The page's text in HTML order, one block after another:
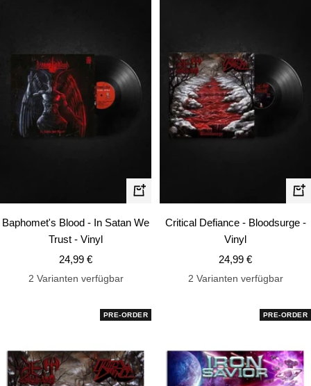
In
den
Baphomet's Blood - In Satan We
Trust - Vinyl
Angebotspreis
24,99 €
2 Varianten verfügbar
In
Critical Defiance - Bloodsurge -
Vinyl
Angebotspreis
24,99 €
2 Varianten verfügbar
PRE-ORDER PRE-ORDER